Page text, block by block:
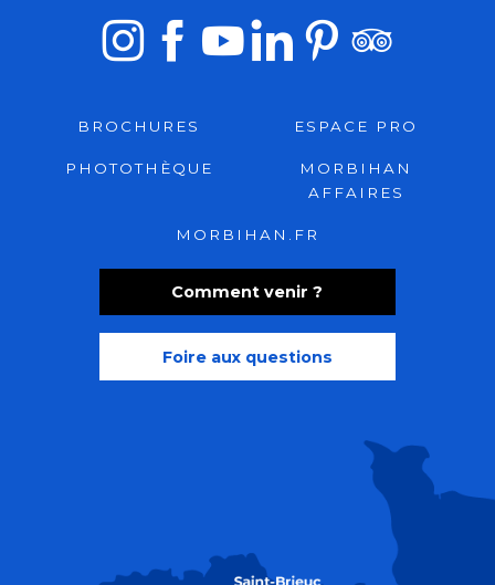
Comment venir ?
Foire aux questions
BROCHURES ESPACE PRO
PHOTOTHÈQUE
MORBIHAN
AFFAIRES
MORBIHAN.FR